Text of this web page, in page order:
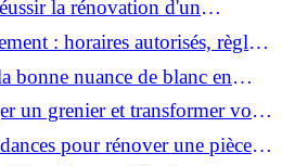
la rénovation d'un
: horaires autorisés, règles
bonne nuance de blanc en
pièges ?
un grenier et transformer vos
?
pour rénover une pièce